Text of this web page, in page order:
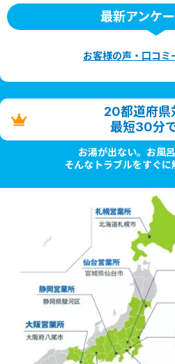
最新アンケ
お客様の声・口コミ
20都道府県
最短30分
お湯が出ない。お風
そんなトラブルをすぐに